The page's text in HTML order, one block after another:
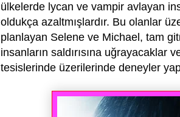
ülkelerde lycan ve vampir avlayan
oldukça azaltmışlardır. Bu olanlar
planlayan Selene ve Michael, tam
insanların saldırısına uğrayacaklar
tesislerinde üzerilerinde deneyler